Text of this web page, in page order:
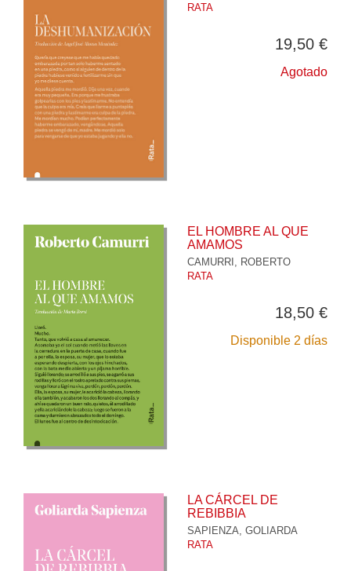
RATA
19,50 €
Agotado
EL HOMBRE AL QUE
AMAMOS
CAMURRI, ROBERTO
RATA
18,50 €
Disponible 2 días
LA CÁRCEL DE
REBIBBIA
SAPIENZA, GOLIARDA
RATA